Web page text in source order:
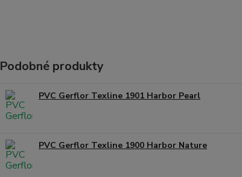
Podobné produkty
PVC Gerflor Texline 1901 Harbor Pearl
PVC Gerflor Texline 1900 Harbor Nature